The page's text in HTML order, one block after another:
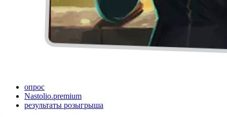
опрос
Nastolio.premium
результаты розыгрыша